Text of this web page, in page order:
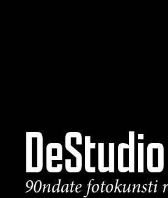
DeStudio
90ndate fotokunsti